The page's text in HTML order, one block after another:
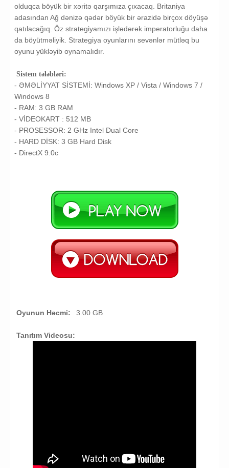
olduqca böyük bir xəritə qarşımıza çıxacaq. Britaniya
adasından Ağ dənizə qədər böyük bir ərazidə birçox döyüşə
qatılacağıq. Öz strategiyamızı işlədərək imperatorluğu daha
da böyütməliyik. Strategiya oyunlarını sevənlər mütləq bu
oyunu yükləyib oynamalıdır.
Sistem tələbləri:
- ƏMƏLİYYAT SİSTEMİ: Windows XP / Vista / Windows 7 /
Windows 8
- RAM: 3 GB RAM
- VİDEOKART : 512 MB ​​
- PROSESSOR: 2 GHz Intel Dual Core
- HARD DİSK: 3 GB Hard Disk
- DirectX 9.0c
Oyunun Həcmi: 3.00 GB
Tanıtım Videosu: